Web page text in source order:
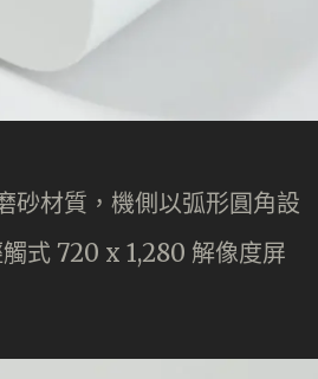
砂材質，機側以弧形圓角設
式 720 x 1,280 解像度屏